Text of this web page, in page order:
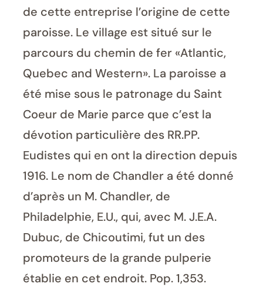
de cette entreprise l’origine de cette
paroisse. Le village est situé sur le
parcours du chemin de fer «Atlantic,
Quebec and Western». La paroisse a
été mise sous le patronage du Saint
Coeur de Marie parce que c’est la
dévotion particulière des RR.PP.
Eudistes qui en ont la direction depuis
1916. Le nom de Chandler a été donné
d’après un M. Chandler, de
Philadelphie, E.U., qui, avec M. J.E.A.
Dubuc, de Chicoutimi, fut un des
promoteurs de la grande pulperie
établie en cet endroit. Pop. 1,353.